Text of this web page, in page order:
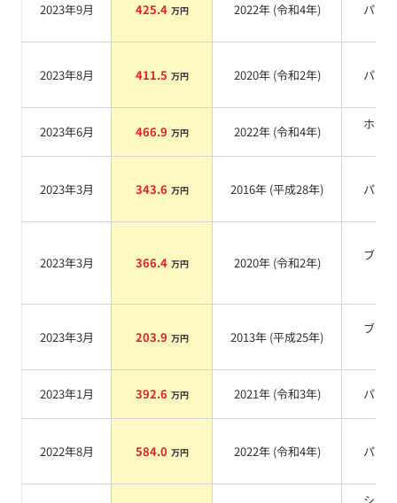
2023年9月 425.4 万円 2022年 (令和4年) パール
2023年8月 411.5 万円 2020年 (令和2年) パール
2023年6月 466.9 万円 2022年 (令和4年)
ホワ
2023年3月 343.6 万円 2016年 (平成28年) パール
2023年3月 366.4 万円 2020年 (令和2年)
ブラ
2023年3月 203.9 万円 2013年 (平成25年)
ブラ
2023年1月 392.6 万円 2021年 (令和3年) パール
2022年8月 584.0 万円 2022年 (令和4年) パール